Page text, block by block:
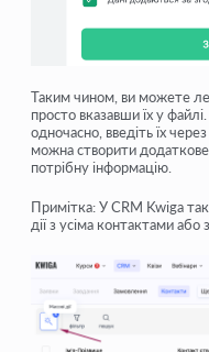
Таким чином, ви можете
просто вказавши їх у
одночасно, введіть їх
можна створити
потрібну інформацію.
Примітка:У CRM Kwiga
дії з усіма контактами